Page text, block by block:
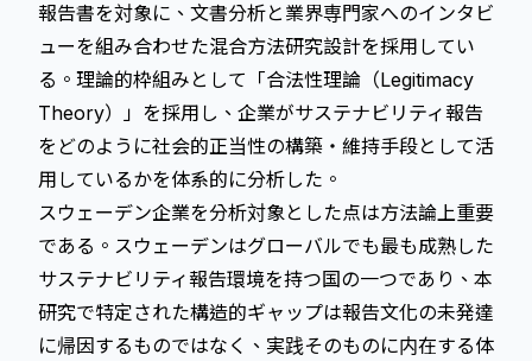
報告書を対象に、文書分析と業界専門家へのインタビ
ューを組み合わせた混合方法研究設計を採用してい
る。理論的枠組みとして「合法性理論（Legitimacy
Theory）」を採用し、企業がサステナビリティ報告
をどのように社会的正当性の構築・維持手段として活
用しているかを体系的に分析した。
スウェーデン企業を分析対象とした点は方法論上重要
である。スウェーデンはグローバルでも最も成熟した
サステナビリティ報告環境を持つ国の一つであり、本
研究で特定された構造的ギャップは報告文化の未発達
に帰因するものではなく、実践そのものに内在する体